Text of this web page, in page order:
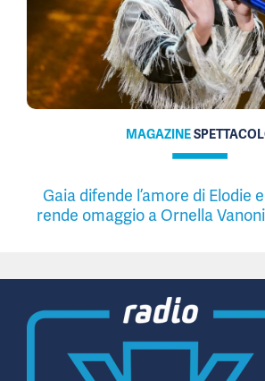
MAGAZINE
Gaia difende l’amore di Elodie
rende omaggio a Ornella